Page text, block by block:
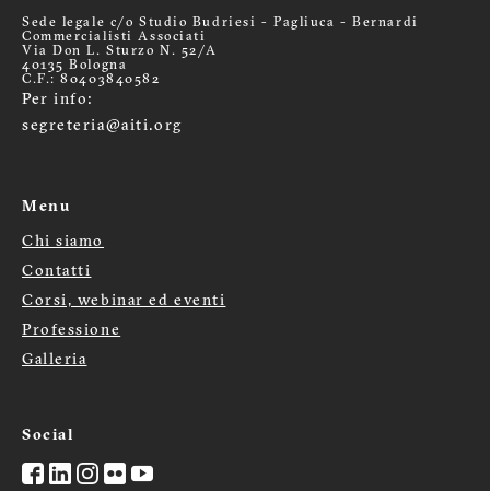
Sede legale c/o Studio Budriesi - Pagliuca - Bernardi
Commercialisti Associati
Via Don L. Sturzo N. 52/A
40135 Bologna
C.F.: 80403840582
Per info:
segreteria@aiti.org
Menu
Menù
footer
Chi siamo
Contatti
Corsi, webinar ed eventi
Professione
Galleria
Social